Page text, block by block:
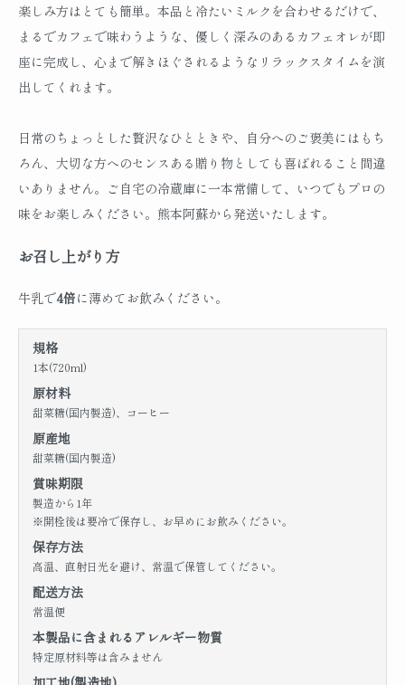
楽しみ方はとても簡単。本品と冷たいミルクを合わせるだけで、
まるでカフェで味わうような、優しく深みのあるカフェオレが即
座に完成し、心まで解きほぐされるようなリラックスタイムを演
出してくれます。
日常のちょっとした贅沢なひとときや、自分へのご褒美にはもち
ろん、大切な方へのセンスある贈り物としても喜ばれること間違
いありません。ご自宅の冷蔵庫に一本常備して、いつでもプロの
味をお楽しみください。熊本阿蘇から発送いたします。
お召し上がり方
牛乳で4倍に薄めてお飲みください。
規格
1本(720ml)
原材料
甜菜糖(国内製造)、コーヒー
原産地
甜菜糖(国内製造)
賞味期限
製造から1年
※開栓後は要冷で保存し、お早めにお飲みください。
保存方法
高温、直射日光を避け、常温で保管してください。
配送方法
常温便
本製品に含まれるアレルギー物質
特定原材料等は含みません